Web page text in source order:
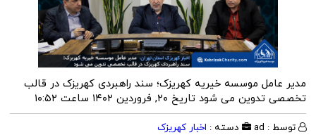
مدیر عامل موسسه خیریه کهریزک؛ سند راهبردی کهریزک در قالب
تخصصی تدوین می شودتاریخ ۲۰, فروردین ۱۴۰۲ ساعت ۱۰:۵۲
توسط : ad دسته : اخبار کهریزک